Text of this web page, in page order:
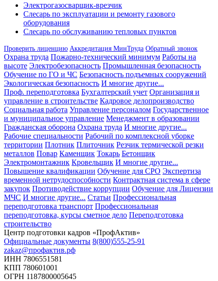
Электрогазосварщик-врезчик
Слесарь по эксплуатации и ремонту газового
оборудования
Слесарь по обслуживанию тепловых пунктов
Проверить лиценцию Аккредитация МинТруда Обратный звонок
Охрана труда Пожарно-технический минимум Работы на
высоте Электробезопасность Промышленная безопасность
Обучение по ГО и ЧС Безопасность подъемных сооружений
Экологическая безопасность И многие другие...
Проф. переподготовка Бухгалтерский учет Организация и
управление в строительстве Кадровое делопроизводство
Социальная работа Управление персоналом Государственное
и муниципальное управление Менеджмент в образовании
Гражданская оборона Охрана труда И многие другие...
Рабочие специальности Рабочий по комплексной уборке
территории Плотник Плиточник Резчик термической резки
металлов Повар Каменщик Токарь Бетонщик
Электромонтажник Кровельщик И многие другие...
Повышение квалификации Обучение для СРО Экспертиза
временной нетрудоспособности Контрактная система в сфере
закупок Противодействие коррупции Обучение для Лицензии
МЧС И многие другие... Статьи Профессиональная
переподготовка транспорт Профессиональная
переподготовка, курсы сметное дело Переподготовка
строительство
Центр подготовки кадров «ПрофАктив»
Официальные документы 8(800)555-25-91
zakaz@профактив.рф
ИНН 7806551581
КПП 780601001
ОГРН 1187800005645